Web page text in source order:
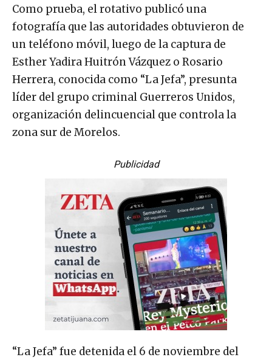
Como prueba, el rotativo publicó una
fotografía que las autoridades obtuvieron de
un teléfono móvil, luego de la captura de
Esther Yadira Huitrón Vázquez o Rosario
Herrera, conocida como “La Jefa”, presunta
líder del grupo criminal Guerreros Unidos,
organización delincuencial que controla la
zona sur de Morelos.
Publicidad
“La Jefa” fue detenida el 6 de noviembre del